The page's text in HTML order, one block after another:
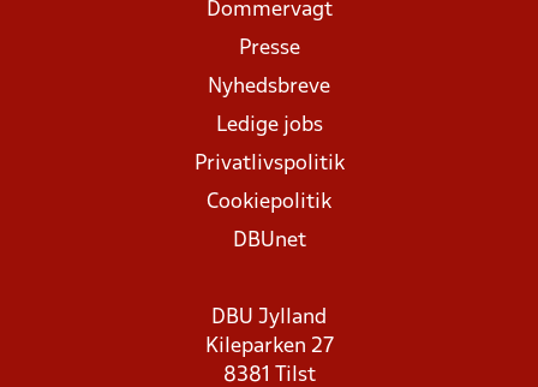
Dommervagt
Presse
Nyhedsbreve
Ledige jobs
Privatlivspolitik
Cookiepolitik
DBUnet
DBU Jylland
Kileparken 27
8381 Tilst